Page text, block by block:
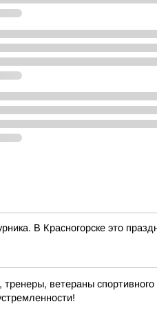
В Красногорске это
ветераны